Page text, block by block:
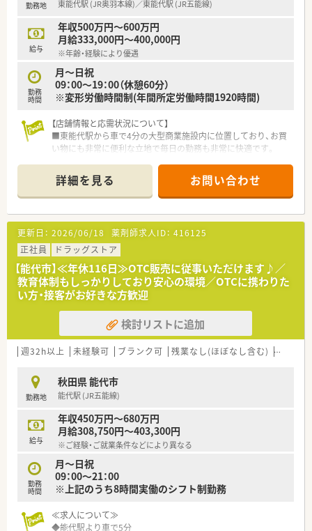
す。
■ドラッグストア併設店としてOTC医薬品の販売や健康相談も
担当し、セルフメディケーションの推進にも深く関わります。
■多くの医療機関からの処方箋を応需するため、医薬品の品目数
も多く、薬剤師としての幅広い知識とスキルを習得できます。
勤務地 東能代駅 (JR奥羽本線)／東能代駅 (JR五能線)
給与
年収500万円～600万円
月給333,000円～400,000円
※年齢・経験により優遇
勤務
時間
月～日祝
09：00～19：00（休憩60分）
※変形労働時間制(年間所定労働時間1920時間)
【店舗情報と応需状況について】
■東能代駅から車で4分の大型商業施設内に位置しており、お買
い物にも非常に便利な立地で毎日の勤務も非常に快適です。
に偏ることなく幅広い薬の知識を習得することが可能です。
■薬剤師1名と調剤事務2名の体制を整えており、一人ひとりの
患者様に対して非常に丁寧な服薬指導を行える環境です。
【法人特徴について】
■国内の小売業でトップクラスのシェアを誇る大手グループの
法人で、ショッピングモールを地域医療の拠点とするビジョンを
掲げます。
■東北エリアを中心に地域密着型の店舗展開を行っており、衣食
住の「住」を支えるヘルスケア事業を重要な柱として位置づけて
います。
■地域ニーズを先取りする「ヘルスケアステーション」の構築を
目指し、調剤を核としたトータルサポートを社会に提供していま
す。
■処方箋に基づいた調剤業務や服薬指導に加え、レセプト業務や
監査、OTC医薬品の販売など薬剤師としての幅広い業務を担いま
す。
■ドラッグストア併設店として地域の患者様からの健康相談に
応じ、セルフメディケーションの推進に貢献する役割も期待され
ます。
■漢方薬の取り扱いにも注力しているため、一般的な調剤薬局で
は触れる機会の少ない多種多様な漢方製剤の知識を学べる環境
です。
詳細を見る お問い合わせ
更新日： 2026/06/18 薬剤師求人ID： 416125
正社員
ドラッグストア
【能代市】≪年休116日≫OTC販売に従事いただけます♪／
教育体制もしっかりしており安心の環境／OTCに携わりた
い方・接客がお好きな方歓迎
検討リストに追加
週32h以上 未経験可 ブランク可 残業なし(ほぼなし含む) 車通勤
勤務地
秋田県 能代市
能代駅 (JR五能線)
給与
年収450万円～680万円
月給308,750円～403,300円
※ご経験・ご就業条件などにより異なる
勤務
時間
月～日祝
09：00～21：00
※上記のうち8時間実働のシフト制勤務
≪求人について≫
◆能代駅より車で5分